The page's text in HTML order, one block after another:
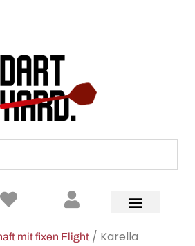
mit fixen Flight / Karella